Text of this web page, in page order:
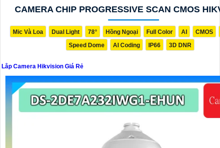
CAMERA CHIP PROGRESSIVE SCAN CMOS
Mic Và Loa Dual Light 78° Hồng Ngoại Full Color AI
CMOS
Speed Dome
AI Coding IP66 3D DNR
Lắp Camera Hikvision Giá Rẻ